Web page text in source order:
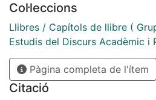
Col·leccions
Llibres / Capítols de llibre (
Estudis del Discurs Acadèmic i
Pàgina completa de l'ítem
Citació